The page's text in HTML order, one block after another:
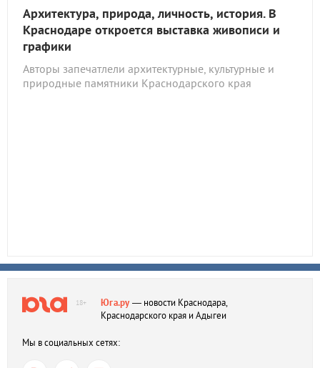
Архитектура, природа, личность, история. В
Краснодаре откроется выставка живописи и
графики
Авторы запечатлели архитектурные, культурные и
природные памятники Краснодарского края
18+ Юга.ру— новости Краснодара,
Краснодарского края и Адыгеи
Мы в социальных сетях: